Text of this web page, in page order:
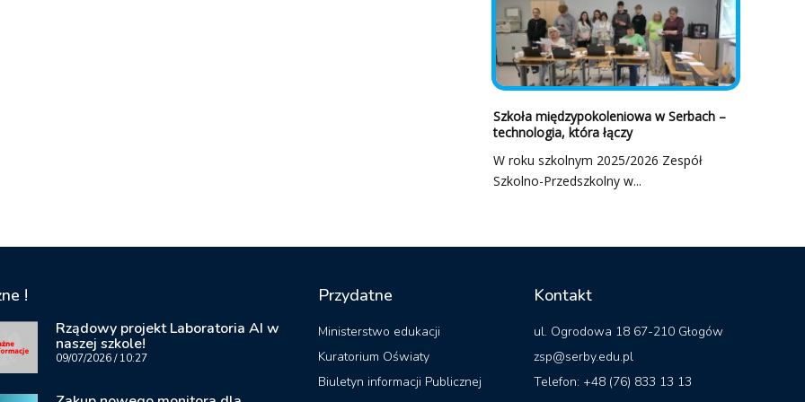
Szkoła międzypokoleniowa w Serbach –
technologia, która łączy
W roku szkolnym 2025/2026 Zespół
Szkolno-Przedszkolny w...
!
Rządowy projekt Laboratoria AI w
naszej szkole!
09/07/202610:27
Przydatne
Ministerstwo edukacji
Kuratorium Oświaty
Biuletyn informacji Publicznej
Kontakt
ul. Ogrodowa 18 67-210 Głogów
zsp@serby.edu.pl
Telefon: +48 (76) 833 13 13